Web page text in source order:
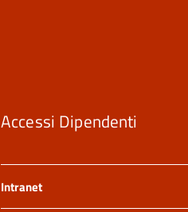
Accessi Dipendenti
Intranet